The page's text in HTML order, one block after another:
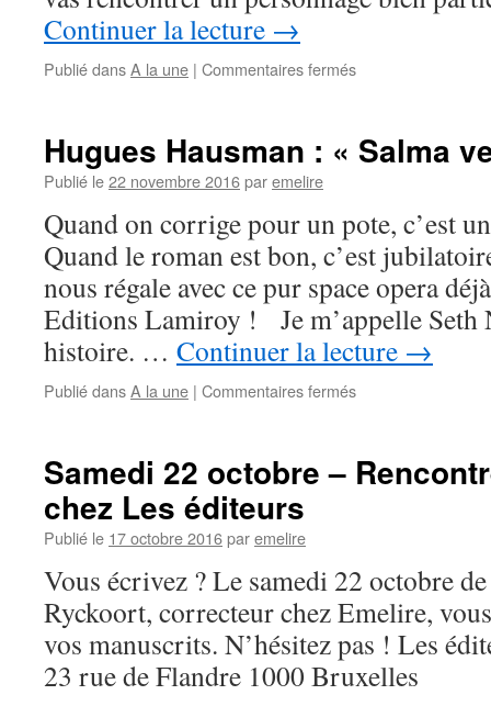
Continuer la lecture →
Publié dansA la une | Commentaires fermés
Hugues Hausman : « Salma
Publié le22 novembre 2016paremelire
Quand on corrige pour un pote, c’est
Quand le roman est bon, c’est
nous régale avec ce pur space opera
Editions Lamiroy ! Je m’appelle Seth
histoire. … Continuer la lecture →
Publié dansA la une | Commentaires fermés
Samedi 22 octobre –
chez Les éditeurs
Publié le 17 octobre 2016paremelire
Vous écrivez ? Le samedi 22 octobre
Ryckoort, correcteur chez Emelire,
vos manuscrits. N’hésitez pas ! Les
23 rue de Flandre 1000 Bruxelles